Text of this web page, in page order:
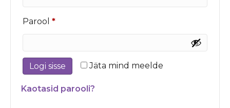
Parool *Nõutud
Jäta mind meelde
Logi sisse
Kaotasid parooli?